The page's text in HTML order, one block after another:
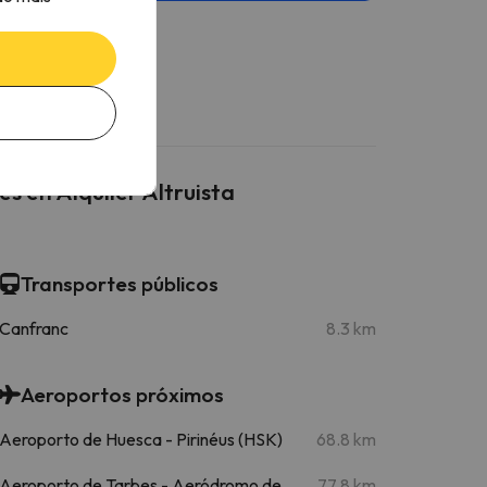
en Alquiler Altruista
Transportes públicos
Canfranc 8.3 km
Aeroportos próximos
Aeroporto de Huesca - Pirinéus (HSK) 68.8 km